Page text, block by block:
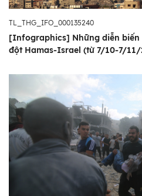
TL_THG_IFO_000135240
[Infographics] Những diễn
đột Hamas-Israel (từ 7/10-7/11/